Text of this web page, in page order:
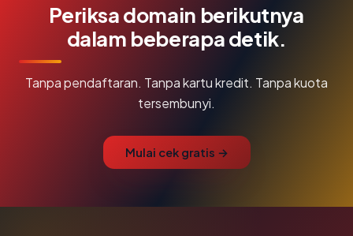
Periksa domain berikutnya
dalam beberapa detik.
Tanpa pendaftaran. Tanpa kartu kredit. Tanpa kuota
tersembunyi.
Mulai cek gratis →